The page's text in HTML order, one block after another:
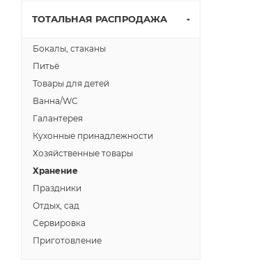
ТОТАЛЬНАЯ РАСПРОДАЖА
Бокалы, стаканы
Питьё
Товары для детей
Ванна/WC
Галантерея
Кухонные принадлежности
Хозяйственные товары
Хранение
Праздники
Отдых, сад
Сервировка
Приготовление